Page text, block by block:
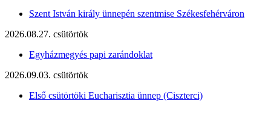
Szent István király ünnepén szentmise Székesfehérváron
2026.08.27. csütörtök
Egyházmegyés papi zarándoklat
2026.09.03. csütörtök
Első csütörtöki Eucharisztia ünnep (Ciszterci)